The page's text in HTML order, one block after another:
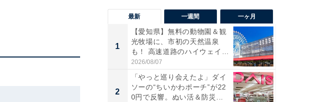
最新 一週間 一ヶ月
1
【愛知県】無料の動物園＆観
光牧場に、市初の天然温泉
も！ 高速道路のハイウェイオ
ア...
2026/08/07
2
「やっと巡り会えたよ」ダイ
ソーの“ちいかわポーチ”が22
0円で反響。ぬい活＆防災...